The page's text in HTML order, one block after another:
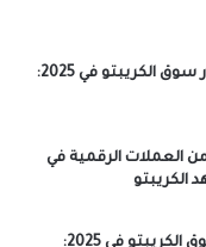
انهيار منصات التداول الكبيرة يُؤدي إلى انهيار سوق الكريبتو في 2025:
العملات الرقمية في